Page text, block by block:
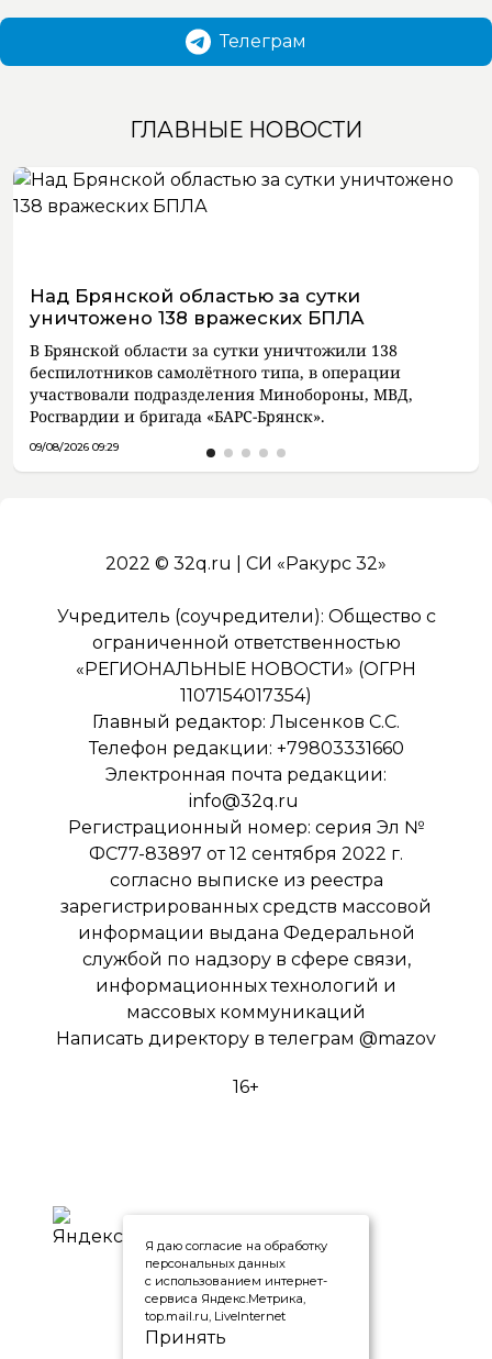
Телеграм
ГЛАВНЫЕ НОВОСТИ
Над Брянской областью за сутки
уничтожено 138 вражеских БПЛА
В Брянской области за сутки уничтожили 138
беспилотников самолётного типа, в операции
участвовали подразделения Минобороны, МВД,
Росгвардии и бригада «БАРС-Брянск».
09/08/2026 09:29
2022 © 32q.ru | СИ «Ракурс 32»
Учредитель (соучредители): Общество с
ограниченной ответственностью
«РЕГИОНАЛЬНЫЕ НОВОСТИ» (ОГРН
1107154017354)
Главный редактор: Лысенков С.С.
Телефон редакции: +79803331660
Электронная почта редакции:
info@32q.ru
Регистрационный номер: серия Эл №
ФС77-83897 от 12 сентября 2022 г.
согласно выписке из реестра
зарегистрированных средств массовой
информации выдана Федеральной
службой по надзору в сфере связи,
информационных технологий и
массовых коммуникаций
Написать директору в телеграм @mazov
16+
Я даю согласие на обработку
персональных данных
с использованием интернет-
сервиса Яндекс.Метрика,
top.mail.ru, LiveInternet
Принять